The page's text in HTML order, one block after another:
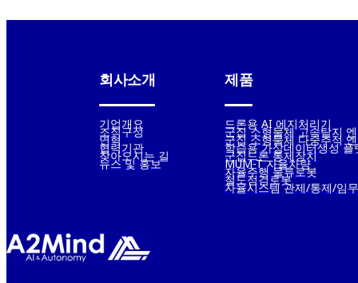
회사소개
기업개요
조직구성
연혁
협력기관
찾아오시는 길
뉴스 및 홍보
제품
드론용 AI 에지처리기
군집 소형물체 고속탐지
군집 소형물체 다중추적
학습용 가상데이터생성 플
군집드론 통제장치
MUM-T 자율차량
자율주행 물류로봇
철도점검로봇
자율시스템 관제/통제/임